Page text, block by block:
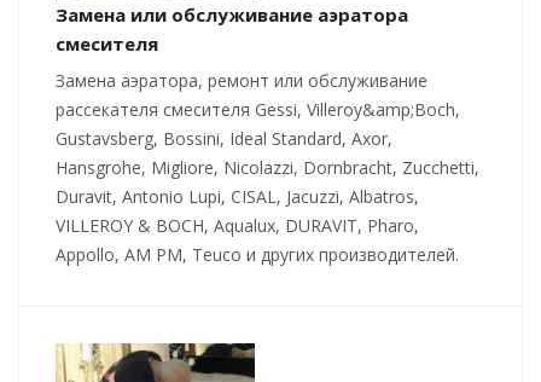
Замена или обслуживание аэратора
смесителя
Замена аэратора, ремонт или обслуживание
рассекателя смесителя Gessi, Villeroy&amp;Boch,
Gustavsberg, Bossini, Ideal Standard, Axor,
Hansgrohe, Migliore, Nicolazzi, Dornbracht, Zucchetti,
Duravit, Antonio Lupi, CISAL, Jacuzzi, Albatros,
VILLEROY & BOCH, Aqualux, DURAVIT, Pharo,
Appollo, AM PM, Teuco и других производителей.